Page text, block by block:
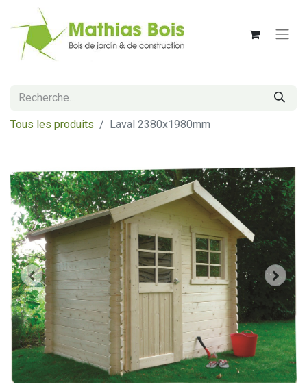
Tous les produits Laval 2380x1980mm